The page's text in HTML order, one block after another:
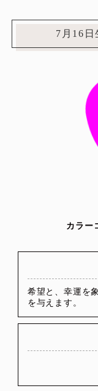
7月16日
カラー
希望と、幸運を
を与えます。